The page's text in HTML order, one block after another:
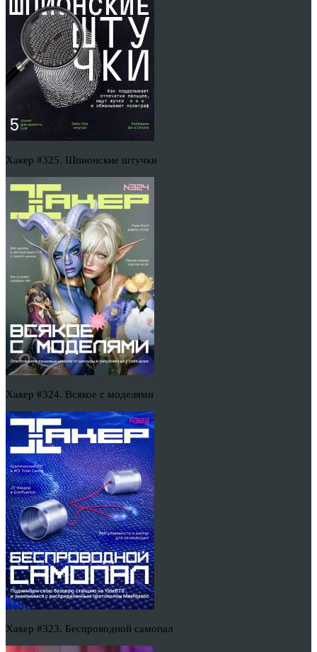
Хакер #325. Шпионские штучки
Хакер #324. Всякое с моделями
Хакер #323. Беспроводной самопал